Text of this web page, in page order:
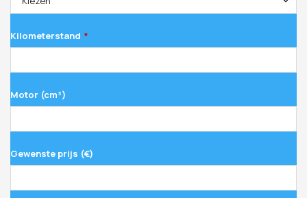
Kilometerstand *
Motor (cm³)
Gewenste prijs (€)